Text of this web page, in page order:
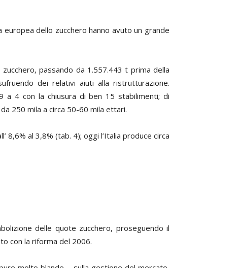
europea dello zucchero hanno avuto un grande
passando da 1.557.443 t prima della
dei relativi aiuti alla ristrutturazione.
a 4 con la chiusura di ben 15 stabilimenti; di
250 mila a circa 50-60 mila ettari.
8,6% al 3,8% (tab. 4); oggi l’Italia produce circa
delle quote zucchero, proseguendo il
con la riforma del 2006.